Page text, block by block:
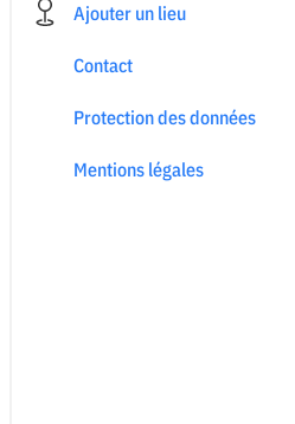
Ajouter un lieu
Contact
Protection des données
Mentions légales